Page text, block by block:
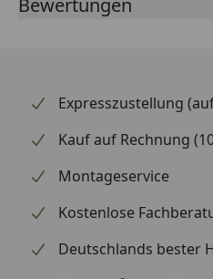
Bewertungen
Expresszustellung
Kauf auf Rechnung
Montageservice
Kostenlose
Deutschlands bester